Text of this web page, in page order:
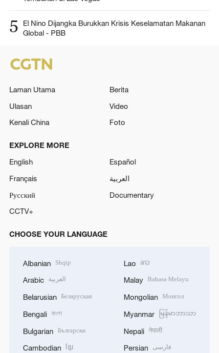
5
El Nino Dijangka Burukkan Krisis Keselamatan Makanan
Global - PBB
Laman Utama
Berita
Ulasan
Video
Kenali China
Foto
EXPLORE MORE
English
Español
Français
العربية
Русский
Documentary
CCTV+
CHOOSE YOUR LANGUAGE
Albanian Shqip
Arabic العربية
Belarusian Беларуская
Bengali বাংলা
Bulgarian Български
Cambodian ខ្មែរ
Lao ລາວ
Malay Bahasa Melayu
Mongolian Монгол
Myanmar မြန်မာဘာသာ
Nepali नेपाली
Persian فارسی